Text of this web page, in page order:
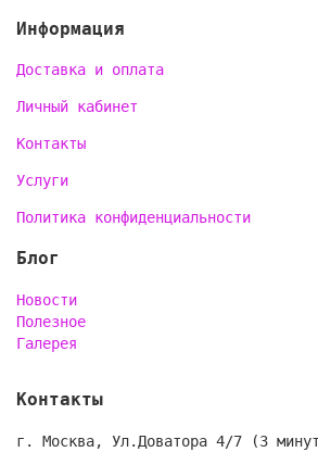
Информация
Доставка и оплата
Личный кабинет
Контакты
Услуги
Политика конфиденциальности
Блог
Новости
Полезное
Галерея
Контакты
г. Москва, Ул.Доватора 4/7 (3